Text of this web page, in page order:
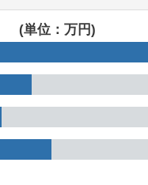
(単位：万円)